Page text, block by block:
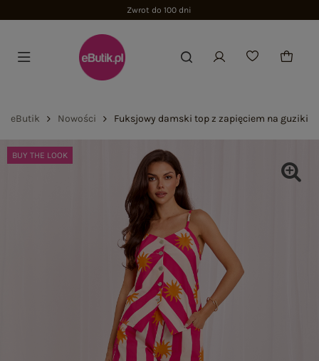
Zwrot do 100 dni
eButik Nowości Fuksjowy damski top z zapięciem na guziki
BUY THE LOOK